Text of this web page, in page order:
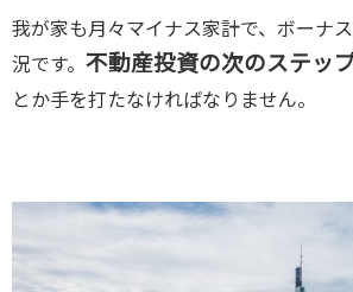
我が家も月々マイナス家計で、ボーナ
況です。 不動産投資の次のステッ
とか手を打たなければなりません。